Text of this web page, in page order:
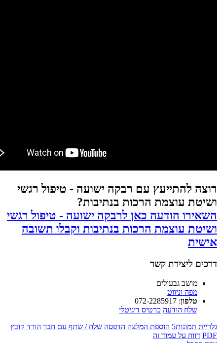
רוצה להתייעץ עם רבקה ישועה - טיפול רגשי
ושיטת עוצמת הרכות בנתיבות?
השאירו הודעה כאן לרבקה ישועה - טיפול רגשי
ושיטת עוצמת הרכות בנתיבות וקבלו תשובה
אישית
דרכים ליצירת קשר
מושב גבעולים
מפה וניווט
טלפון:
072-2285917
שלח הודעה כרטיס דיגיטלי
גלריית תמונות5 הוספת המלצה הדפסה שלח / שתף עם חבר הורד קובץ
PDF דווח על עמוד זה